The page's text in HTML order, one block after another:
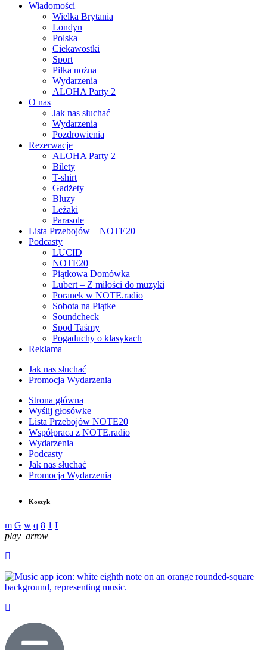
Wiadomości
Wielka Brytania
Londyn
Polska
Ciekawostki
Sport
Piłka nożna
Wydarzenia
ALOHA Party 2
O nas
Jak nas słuchać
Wydarzenia
Pozdrowienia
Rezerwacje
ALOHA Party 2
Bilety
T-shirt
Gadżety
Bluzy
Leżaki
Parasole
Lista Przebojów – NOTE20
Podcasty
LUCID
NOTE20
Piątkowa Domówka
Lubert – Z miłości do muzyki
Poranek w NOTE.radio
Sobota na Piątke
Soundcheck
Spod Taśmy
Pogaduchy o klasykach
Reklama
Jak nas słuchać
Promocja Wydarzenia
Strona główna
Wyślij głosówke
Lista Przebojów NOTE20
Współpraca z NOTE.radio
Wydarzenia
Podcasty
Jak nas słuchać
Promocja Wydarzenia
Koszyk
play_arrow